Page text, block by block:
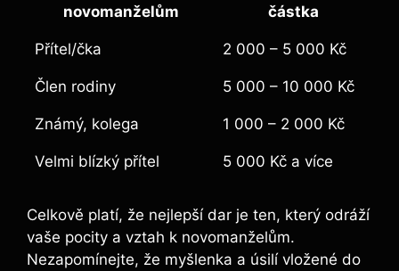
novomanželům
částka
Přítel/čka 2 000 – 5 000 Kč
Člen rodiny 5 000 – 10 000 Kč
Známý, kolega 1 000 – 2 000 Kč
Velmi blízký přítel 5 000 Kč a více
Celkově platí, že nejlepší dar je ten, který odráží
vaše pocity a vztah k novomanželům.
Nezapomínejte, že myšlenka a úsilí vložené do